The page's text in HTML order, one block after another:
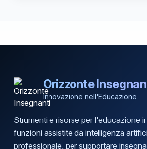
Orizzonte
Innovazione nell'Educazione
Strumenti e risorse per l'educazione
funzioni assistite da intelligenza
professionale, per supportare